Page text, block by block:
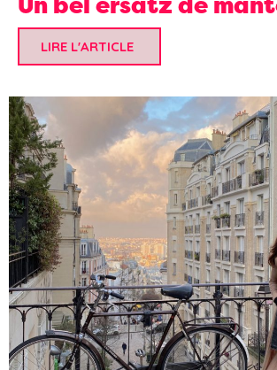
LIRE L'ARTICLE